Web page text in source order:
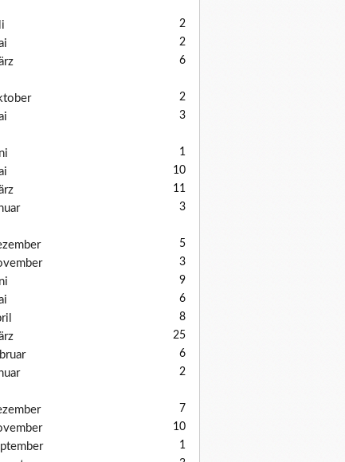
2
2
6
2
3
1
10
11
3
5
3
9
6
8
25
6
2
7
10
1